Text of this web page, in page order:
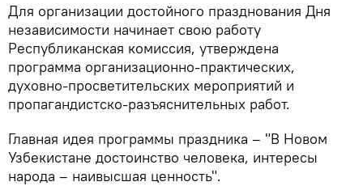
Для организации достойного празднования Дня
независимости начинает свою работу
Республиканская комиссия, утверждена
программа организационно-практических,
духовно-просветительских мероприятий и
пропагандистско-разъяснительных работ.
Главная идея программы праздника – "В Новом
Узбекистане достоинство человека, интересы
народа – наивысшая ценность".